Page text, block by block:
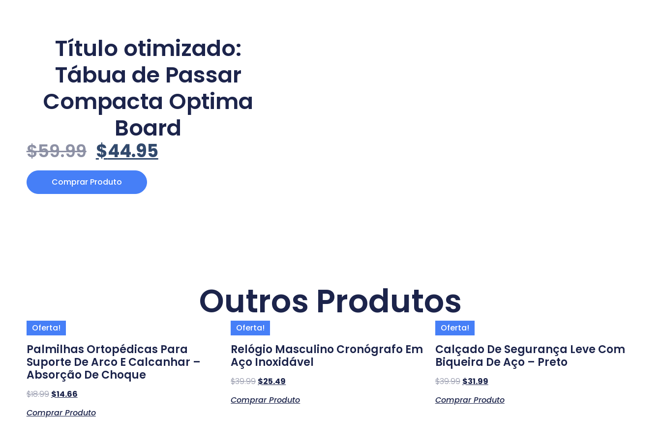
Título otimizado:
Tábua de Passar
Compacta Optima
Board
$59.99 $44.95
Comprar Produto
Outros Produtos
Oferta!
Palmilhas Ortopédicas Para
Suporte De Arco E Calcanhar –
Absorção De Choque
$18.99 $14.66
Comprar Produto
Oferta!
Relógio Masculino Cronógrafo Em
Aço Inoxidável
$39.99 $25.49
Comprar Produto
Oferta!
Calçado De Segurança Leve Com
Biqueira De Aço – Preto
$39.99 $31.99
Comprar Produto